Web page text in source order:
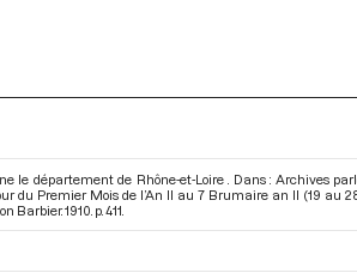
le département de Rhône-et-Loire . Dans : Archives
du Premier Mois de l’An II au 7 Brumaire an II (19 au
1910. p. 411.